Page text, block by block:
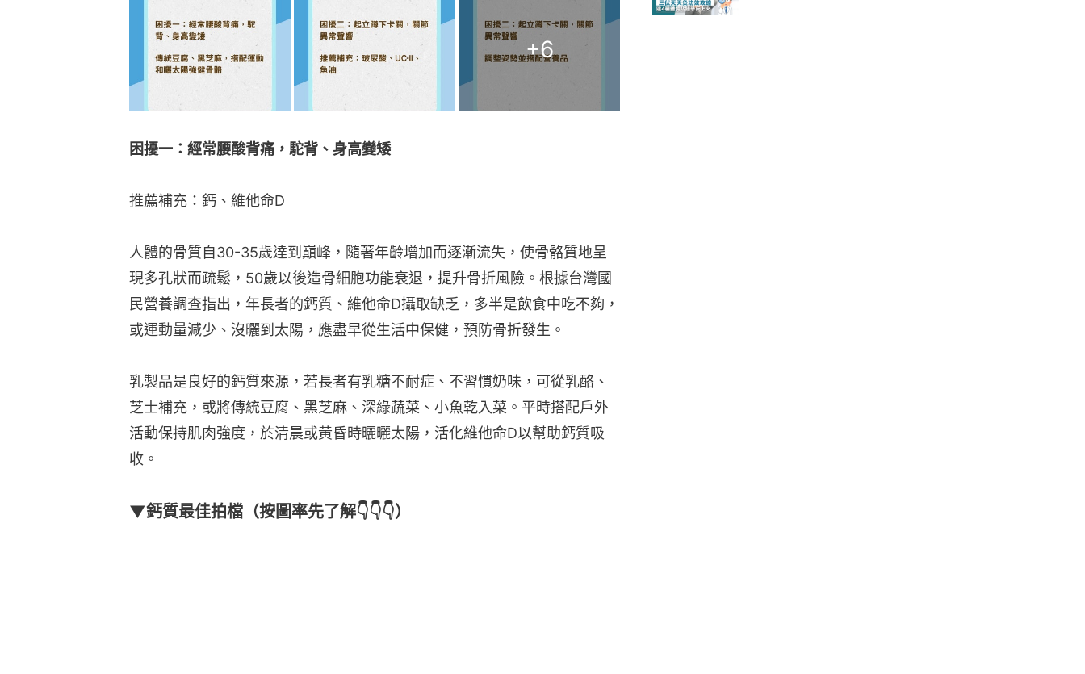
+6
困擾一：經常腰酸背痛，駝背、身高變矮
推薦補充：鈣、維他命D
人體的骨質自30-35歲達到巔峰，隨著年齡增加而逐漸流失，使骨骼質地呈
現多孔狀而疏鬆，50歲以後造骨細胞功能衰退，提升骨折風險。根據台灣國
民營養調查指出，年長者的鈣質、維他命D攝取缺乏，多半是飲食中吃不夠，
或運動量減少、沒曬到太陽，應盡早從生活中保健，預防骨折發生。
乳製品是良好的鈣質來源，若長者有乳糖不耐症、不習慣奶味，可從乳酪、
芝士補充，或將傳統豆腐、黑芝麻、深綠蔬菜、小魚乾入菜。平時搭配戶外
活動保持肌肉強度，於清晨或黃昏時曬曬太陽，活化維他命D以幫助鈣質吸
收。
▼鈣質最佳拍檔（按圖率先了解👇👇👇）